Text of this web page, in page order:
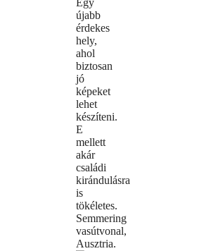
Egy
újabb
érdekes
hely,
ahol
biztosan
jó
képeket
lehet
készíteni.
E
mellett
akár
családi
kirándulásra
is
tökéletes.
Semmering
vasútvonal,
Ausztria.